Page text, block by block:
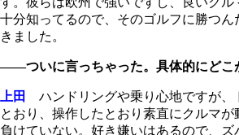
十分知ってるので、そのゴルフに勝つん
きました。
――ついに言っちゃった。具体的にどこ
上田
ハンドリングや乗り心地ですが、
とおり、操作したとおり素直にクルマ
負けていない。好き嫌いはあるので、ズ